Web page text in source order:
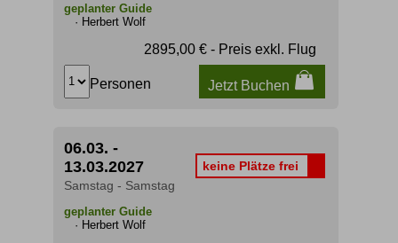
geplanter Guide
· Herbert Wolf
2895,00 € - Preis exkl. Flug
Personen Jetzt Buchen
06.03. -
13.03.2027
Samstag - Samstag
keine Plätze frei
geplanter Guide
· Herbert Wolf